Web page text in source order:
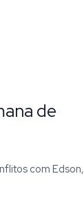
de
com Edson,